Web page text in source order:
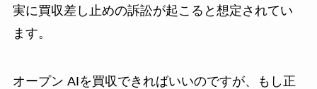
実に買収差し止めの訴訟が起こると想定されてい
ます。
オープン AIを買収できればいいのですが、もし正